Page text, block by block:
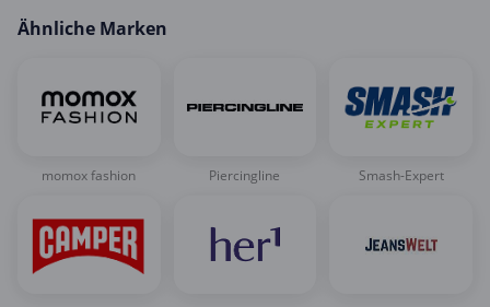
Ähnliche Marken
momox fashion Piercingline Smash-Expert